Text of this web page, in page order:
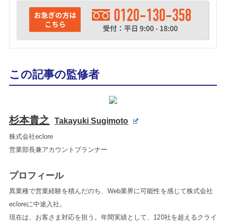
この記事の監修者
杉本貴之 Takayuki Sugimoto
株式会社eclore
営業部長兼アカウントプランナー
プロフィール
異業種で営業経験を積んだのち、Web業界に可能性を感じて株式会社
ecloreに中途入社。
現在は、お客さま対応を担う。年間実績として、120社を超えるクライ